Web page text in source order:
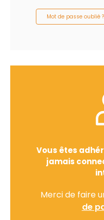
Mot de passe oublié ?
Vous êtes
jamais
Merci de faire
de